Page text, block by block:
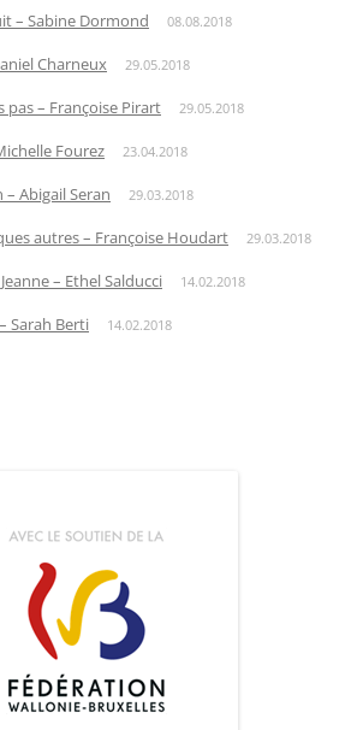
– Sabine Dormond 08.08.2018
Charneux 29.05.2018
pas – Françoise Pirart 29.05.2018
Fourez 23.04.2018
Abigail Seran 29.03.2018
autres – Françoise Houdart 29.03.2018
– Ethel Salducci 14.02.2018
Sarah Berti 14.02.2018